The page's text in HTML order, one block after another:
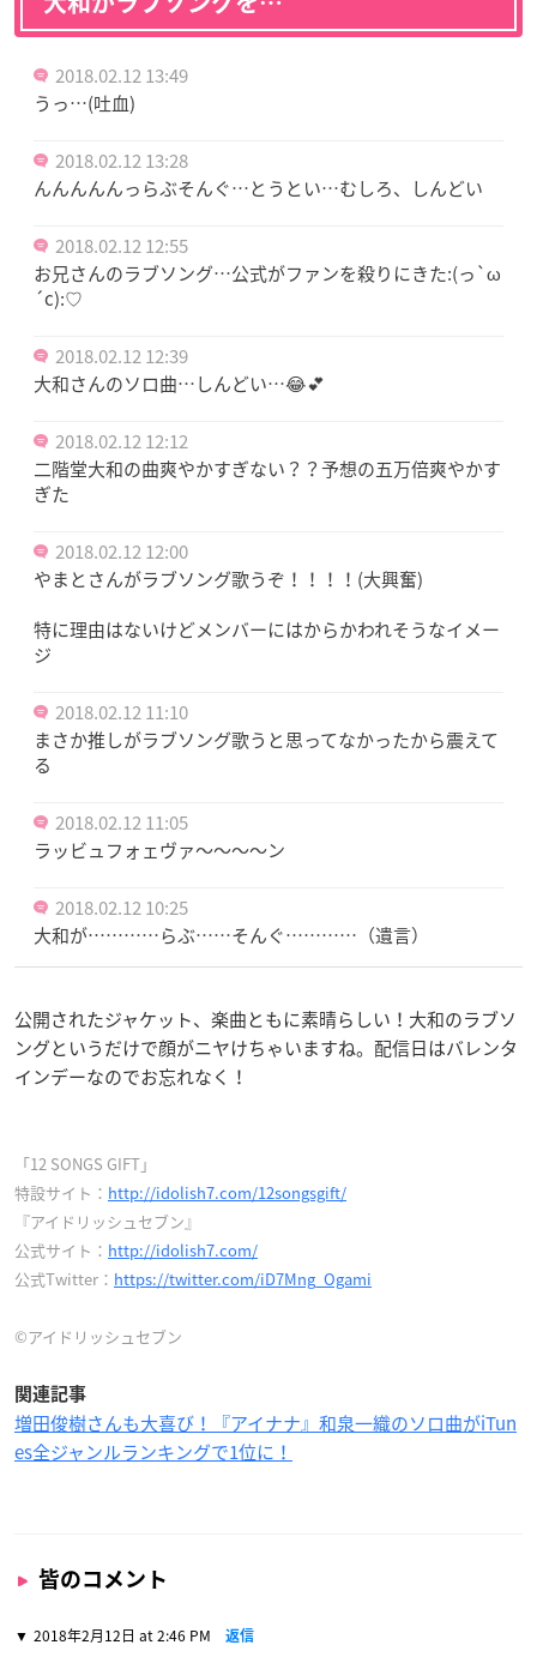
2018.02.12 13:49
うっ…(吐血)
2018.02.12 13:28
んんんんんっらぶそんぐ…とうとい…むしろ、しんどい
2018.02.12 12:55
お兄さんのラブソング…公式がファンを殺りにきた:(っ`ω
´c):♡
2018.02.12 12:39
大和さんのソロ曲…しんどい…😂💕
2018.02.12 12:12
二階堂大和の曲爽やかすぎない？？予想の五万倍爽やかす
ぎた
2018.02.12 12:00
やまとさんがラブソング歌うぞ！！！！(大興奮)
特に理由はないけどメンバーにはからかわれそうなイメー
ジ
2018.02.12 11:10
まさか推しがラブソング歌うと思ってなかったから震えて
る
2018.02.12 11:05
ラッビュフォェヴァ〜〜〜〜ン
2018.02.12 10:25
大和が…………らぶ……そんぐ…………（遺言）
公開されたジャケット、楽曲ともに素晴らしい！大和のラブソ
ングというだけで顔がニヤけちゃいますね。配信日はバレンタ
インデーなのでお忘れなく！
「12 SONGS GIFT」
特設サイト： http://idolish7.com/12songsgift/
『アイドリッシュセブン』
公式サイト： http://idolish7.com/
公式Twitter： https://twitter.com/iD7Mng_Ogami
©アイドリッシュセブン
関連記事
増田俊樹さんも大喜び！『アイナナ』和泉一織のソロ曲がiTun
es全ジャンルランキングで1位に！
皆のコメント
2018年2月12日 at 2:46 PM 返信